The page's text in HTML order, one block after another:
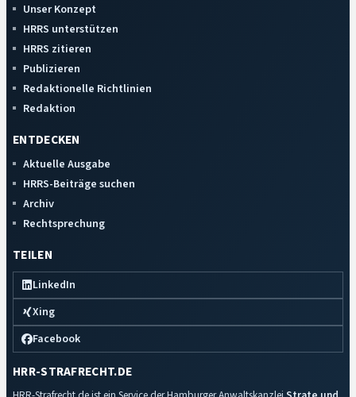
Unser Konzept
HRRS unterstützen
HRRS zitieren
Publizieren
Redaktionelle Richtlinien
Redaktion
ENTDECKEN
Aktuelle Ausgabe
HRRS-Beiträge suchen
Archiv
Rechtsprechung
TEILEN
LinkedIn
Xing
Facebook
HRR-STRAFRECHT.DE